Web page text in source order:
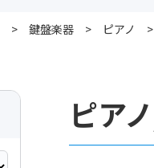
鍵盤楽器 ピアノ
ピア